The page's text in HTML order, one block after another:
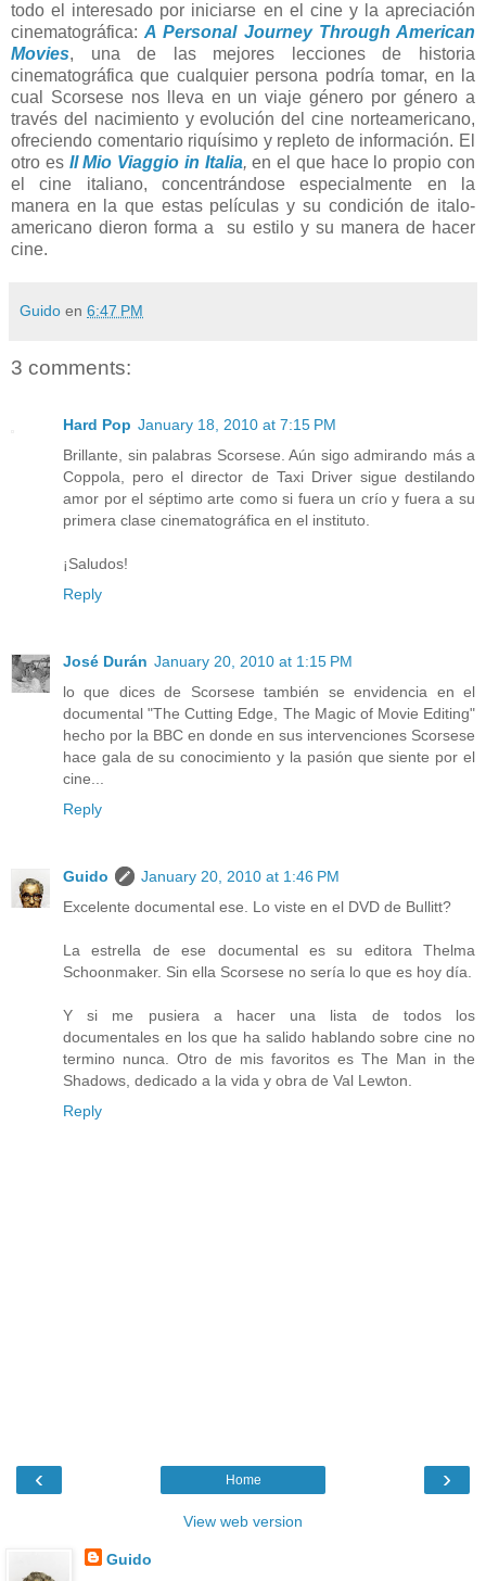
todo el interesado por iniciarse en el cine y la apreciación
cinematográfica:A Personal Journey Through American
Movies, una de las mejores lecciones de historia
cinematográfica que cualquier persona podría tomar, en la
cual Scorsese nos lleva en un viaje género por género a
través del nacimiento y evolución del cine norteamericano,
ofreciendo comentario riquísimo y repleto de información. El
otro es Il Mio Viaggio in Italia,en el que hace lo propio con
el cine italiano, concentrándose especialmente en la
manera en la que estas películas y su condición de italo-
americano dieron forma a su estilo y su manera de hacer
cine.
Guido en 6:47 PM
3 comments:
Hard Pop January 18, 2010 at 7:15 PM
Brillante, sin palabras Scorsese. Aún sigo admirando más a
Coppola, pero el director de Taxi Driver sigue destilando
amor por el séptimo arte como si fuera un crío y fuera a su
primera clase cinematográfica en el instituto.
¡Saludos!
Reply
José Durán January 20, 2010 at 1:15 PM
lo que dices de Scorsese también se envidencia en el
documental "The Cutting Edge, The Magic of Movie Editing"
hecho por la BBC en donde en sus intervenciones Scorsese
hace gala de su conocimiento y la pasión que siente por el
cine...
Reply
Guido
January 20, 2010 at 1:46 PM
Excelente documental ese. Lo viste en el DVD de Bullitt?
La estrella de ese documental es su editora Thelma
Schoonmaker. Sin ella Scorsese no sería lo que es hoy día.
Y si me pusiera a hacer una lista de todos los
documentales en los que ha salido hablando sobre cine no
termino nunca. Otro de mis favoritos es The Man in the
Shadows, dedicado a la vida y obra de Val Lewton.
Reply
‹ ›
Home
View web version
Guido